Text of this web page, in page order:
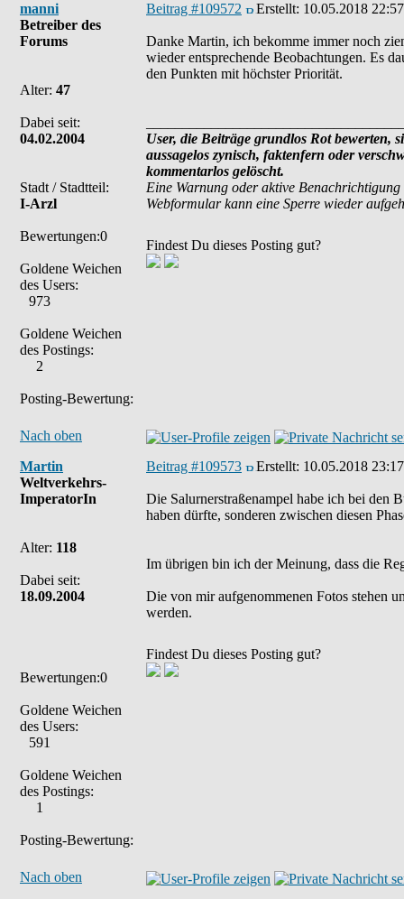
manni
Betreiber des
Forums
Alter: 47
Dabei seit:
04.02.2004
Stadt / Stadtteil:
I-Arzl
Bewertungen:0
Goldene Weichen
des Users:
973
Goldene Weichen
des Postings:
2
Posting-Bewertung:
Beitrag #109572 Erstellt: 10.05.2018 22:57
Danke Martin, ich bekomme immer noch
wieder entsprechende Beobachtungen. Es
den Punkten mit höchster Priorität.
User, die Beiträge grundlos Rot bewerten,
aussagelos zynisch, faktenfern oder
kommentarlos gelöscht.
Eine Warnung oder aktive
Webformular kann eine Sperre wieder
Findest Du dieses Posting gut?
Nach oben
Martin
Weltverkehrs-
ImperatorIn
Alter: 118
Dabei seit:
18.09.2004
Bewertungen:0
Goldene Weichen
des Users:
591
Goldene Weichen
des Postings:
1
Posting-Bewertung:
Beitrag #109573 Erstellt: 10.05.2018 23:17
Die Salurnerstraßenampel habe ich bei den
haben dürfte, sonderen zwischen diesen
Im übrigen bin ich der Meinung, dass die
Die von mir aufgenommenen Fotos stehen
werden.
Findest Du dieses Posting gut?
Nach oben